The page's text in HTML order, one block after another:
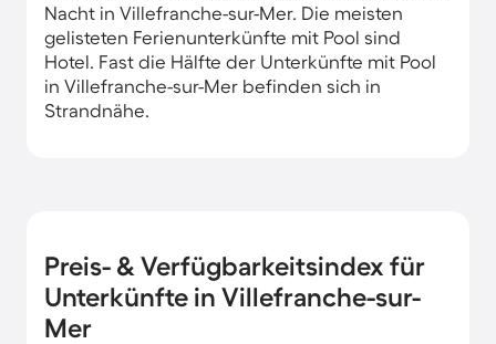
Nacht in Villefranche-sur-Mer. Die meisten
gelisteten Ferienunterkünfte mit Pool sind
Hotel. Fast die Hälfte der Unterkünfte mit Pool
in Villefranche-sur-Mer befinden sich in
Strandnähe.
Preis- & Verfügbarkeitsindex für
Unterkünfte in Villefranche-sur-
Mer